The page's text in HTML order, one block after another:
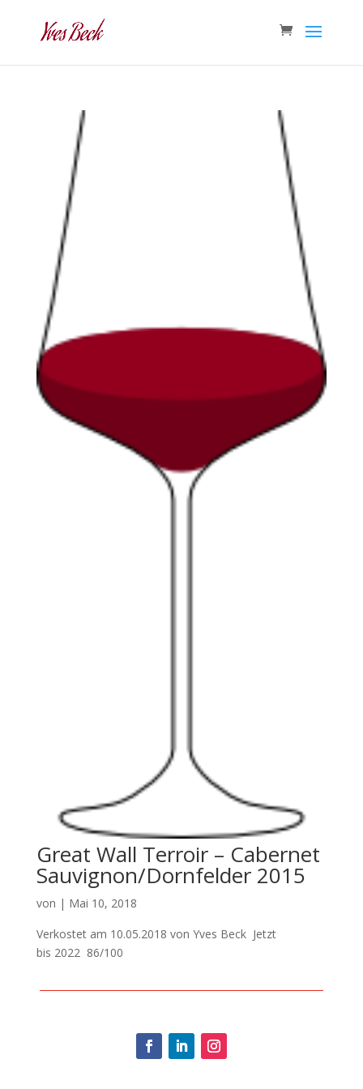
Great Wall Terroir – Cabernet
Sauvignon/Dornfelder 2015
von | Mai 10, 2018
Verkostet am 10.05.2018 von Yves Beck Jetzt
bis 2022 86/100